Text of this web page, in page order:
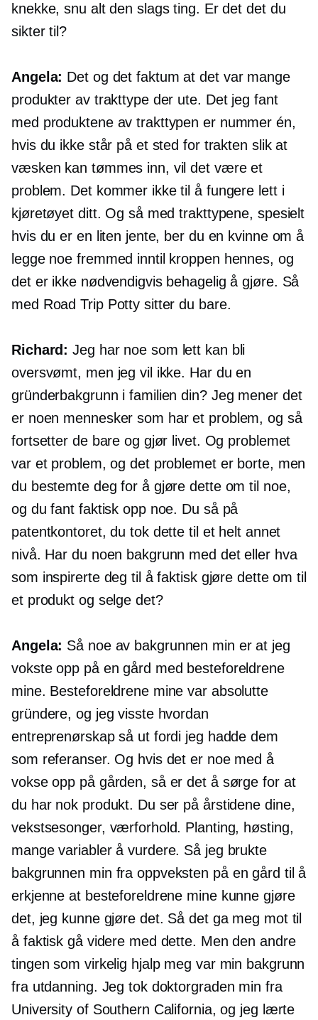
knekke, snu alt den slags ting. Er det det du
sikter til?
Angela: Det og det faktum at det var mange
produkter av trakttype der ute. Det jeg fant
med produktene av trakttypen er nummer én,
hvis du ikke står på et sted for trakten slik at
væsken kan tømmes inn, vil det være et
problem. Det kommer ikke til å fungere lett i
kjøretøyet ditt. Og så med trakttypene, spesielt
hvis du er en liten jente, ber du en kvinne om å
legge noe fremmed inntil kroppen hennes, og
det er ikke nødvendigvis behagelig å gjøre. Så
med Road Trip Potty sitter du bare.
Richard: Jeg har noe som lett kan bli
oversvømt, men jeg vil ikke. Har du en
gründerbakgrunn i familien din? Jeg mener det
er noen mennesker som har et problem, og så
fortsetter de bare og gjør livet. Og problemet
var et problem, og det problemet er borte, men
du bestemte deg for å gjøre dette om til noe,
og du fant faktisk opp noe. Du så på
patentkontoret, du tok dette til et helt annet
nivå. Har du noen bakgrunn med det eller hva
som inspirerte deg til å faktisk gjøre dette om til
et produkt og selge det?
Angela: Så noe av bakgrunnen min er at jeg
vokste opp på en gård med besteforeldrene
mine. Besteforeldrene mine var absolutte
gründere, og jeg visste hvordan
entreprenørskap så ut fordi jeg hadde dem
som referanser. Og hvis det er noe med å
vokse opp på gården, så er det å sørge for at
du har nok produkt. Du ser på årstidene dine,
vekstsesonger, værforhold. Planting, høsting,
mange variabler å vurdere. Så jeg brukte
bakgrunnen min fra oppveksten på en gård til å
erkjenne at besteforeldrene mine kunne gjøre
det, jeg kunne gjøre det. Så det ga meg mot til
å faktisk gå videre med dette. Men den andre
tingen som virkelig hjalp meg var min bakgrunn
fra utdanning. Jeg tok doktorgraden min fra
University of Southern California, og jeg lærte